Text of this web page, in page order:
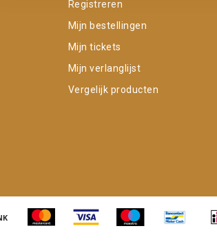
Registreren
Mijn bestellingen
Mijn tickets
Mijn verlanglijst
Vergelijk producten